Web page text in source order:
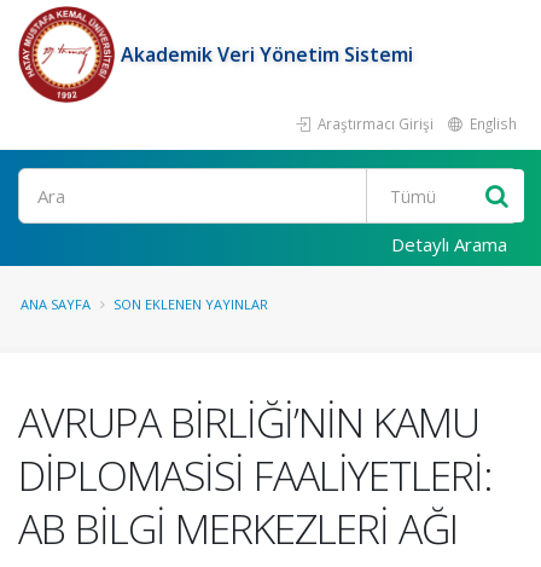
Akademik Veri Yönetim Sistemi
Araştırmacı Girişi English
Ara
Detaylı Arama
ANA SAYFA SON EKLENEN YAYINLAR
AVRUPA BİRLİĞİ’NİN KAMU
DİPLOMASİSİ FAALİYETLERİ:
AB BİLGİ MERKEZLERİ AĞI